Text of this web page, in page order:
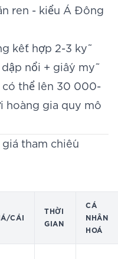
ren - kiểu Á Đông
kết hợp 2-3 kỹ
nổi + giấy mỹ
có thể lên 30 000-
hoàng gia quy mô
tham chiếu
CÁI
THỜI
GIAN
CÁ
NHÂN
HOÁ